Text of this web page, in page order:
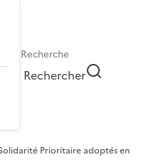
Rechercher
Prioritaire adoptés en